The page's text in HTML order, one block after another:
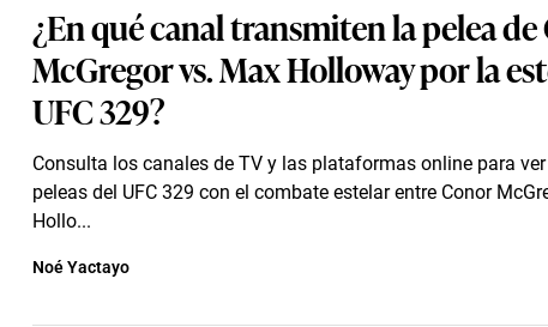
¿En qué canal transmiten la pelea
McGregor vs. Max Holloway por la
UFC 329?
Consulta los canales de TV y las plataformas online para
peleas del UFC 329 con el combate estelar entre Conor
Hollo...
Noé Yactayo